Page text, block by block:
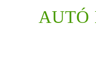
AUTÓ